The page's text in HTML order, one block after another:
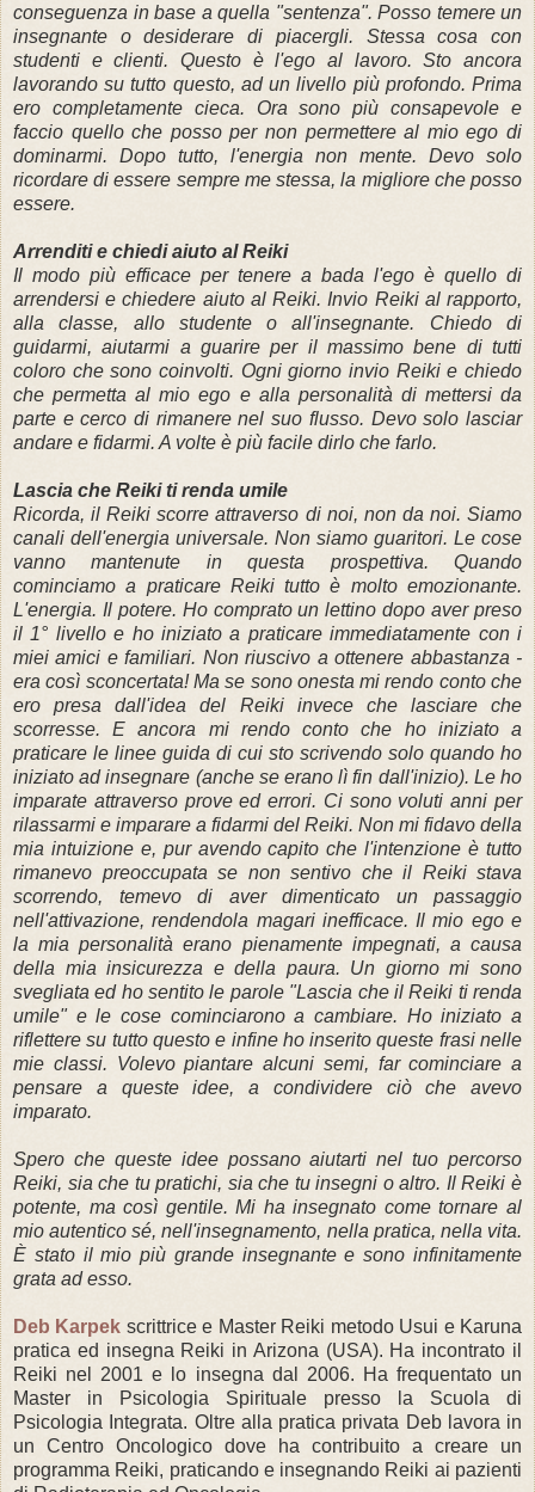
conseguenza in base a quella "sentenza". Posso temere un
insegnante o desiderare di piacergli. Stessa cosa con
studenti e clienti. Questo è l'ego al lavoro.Sto ancora
lavorando su tutto questo, ad un livello più profondo. Prima
ero completamente cieca. Ora sono più consapevole e
faccio quello che posso per non permettere al mio ego di
dominarmi. Dopo tutto, l'energia non mente. Devo solo
ricordare di essere sempre me stessa, la migliore che posso
essere.
Arrenditi e chiedi aiuto al Reiki
Il modo più efficace per tenere a bada l'ego è quello di
arrendersi e chiedere aiuto al Reiki. Invio Reiki al rapporto,
alla classe, allo studente o all'insegnante. Chiedo di
guidarmi, aiutarmi a guarire per il massimo bene di tutti
coloro che sono coinvolti. Ogni giorno invio Reiki e chiedo
che permetta al mio ego e alla personalità di mettersi da
parte e cerco di rimanere nel suo flusso. Devo solo lasciar
andare e fidarmi. A volte è più facile dirlo che farlo.
Lascia che Reiki ti renda umile
Ricorda, il Reiki scorre attraverso di noi, non da noi. Siamo
canali dell'energia universale. Non siamo guaritori. Le cose
vanno mantenute in questa prospettiva. Quando
cominciamo a praticare Reiki tutto è molto emozionante.
L'energia. Il potere. Ho comprato un lettino dopo aver preso
il 1° livello e ho iniziato a praticare immediatamente con i
miei amici e familiari. Non riuscivo a ottenere abbastanza -
era così sconcertata!Ma se sono onesta mi rendo conto che
ero presa dall'idea del Reiki invece che lasciare che
scorresse.E ancora mi rendo conto che ho iniziato a
praticare le linee guida di cui sto scrivendo solo quando ho
iniziato ad insegnare (anche se erano lì fin dall'inizio). Le ho
imparate attraverso prove ed errori. Ci sono voluti anni per
rilassarmi e imparare a fidarmi del Reiki. Non mi fidavo della
mia intuizione e, pur avendo capito che l'intenzione è tutto
rimanevo preoccupata se non sentivo che il Reiki stava
scorrendo, temevo di aver dimenticato un passaggio
nell'attivazione, rendendola magari inefficace. Il mio ego e
la mia personalità erano pienamente impegnati, a causa
della mia insicurezza e della paura. Un giorno mi sono
svegliata ed ho sentito le parole "Lascia che il Reiki ti renda
umile" e le cose cominciarono a cambiare. Ho iniziato a
riflettere su tutto questo e infine ho inserito queste frasi nelle
mie classi. Volevo piantare alcuni semi, far cominciare a
pensare a queste idee, a condividere ciò che avevo
imparato.
Spero che queste idee possano aiutarti nel tuo percorso
Reiki, sia che tu pratichi, sia che tu insegni o altro. Il Reiki è
potente, ma così gentile.Mi ha insegnato come tornare al
mio autentico sé, nell'insegnamento, nella pratica, nella vita.
È stato il mio più grande insegnante e sono infinitamente
grata ad esso.
Deb Karpek scrittrice e Master Reiki metodo Usui e Karuna
pratica ed insegna Reiki in Arizona (USA). Ha incontrato il
Reiki nel 2001 e lo insegna dal 2006. Ha frequentato un
Master in Psicologia Spirituale presso la Scuola di
Psicologia Integrata. Oltre alla pratica privata Deb lavora in
un Centro Oncologico dove ha contribuito a creare un
programma Reiki, praticando e insegnando Reiki ai pazienti